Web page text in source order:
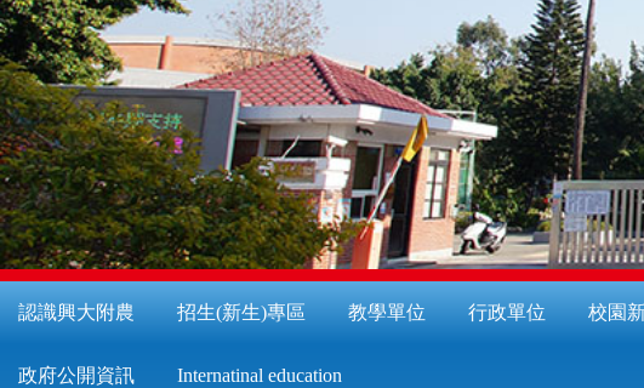
認識興大附農 招生(新生)專區 教學單位 行政單位 校園
政府公開資訊 Internatinal education